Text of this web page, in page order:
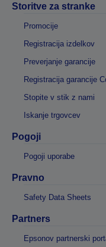
Storitve za stranke
Promocije
Registracija izdelkov
Preverjanje garancije
Registracija garancije
Stopite v stik z nami
Iskanje trgovcev
Pogoji
Pogoji uporabe
Pravno
Safety Data Sheets
Partners
Epsonov partnerski